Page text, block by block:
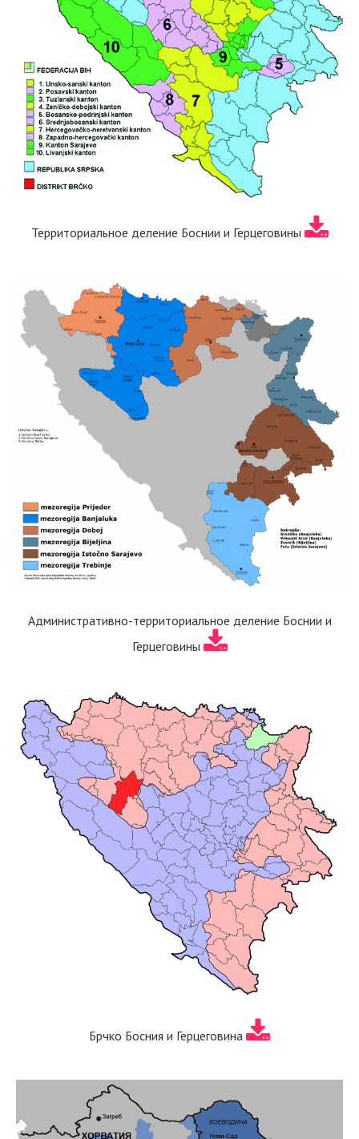
Территориальное деление Боснии и Герцеговины
Административно-территориальное деление Боснии и
Герцеговины
Брчко Босния и Герцеговина